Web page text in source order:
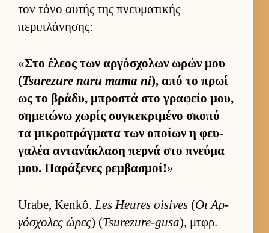
τον τόνο αυ­τής της πνευ­ματικής
περιπλάνησης:
«Στο έλεος των αρ­γόσχολων ωρών μου
(Tsurezure naru mama ni), από το πρωί
ως το βράδυ, μπροστά στο γραφείο μου,
σημειώνω χωρίς συγκεκριμένο σκοπό
τα μικροπράγ­ματα των οποίων η φευ­
γαλέα αντανάκλαση περνά στο πνεύμα
μου. Παράξενες ρεμ­βασμοί!»
Urabe, Kenkô. Les Heures oisives (Οι Αρ­
γόσχολες ώρες) (Tsurezure-gusa), μτ­φρ.